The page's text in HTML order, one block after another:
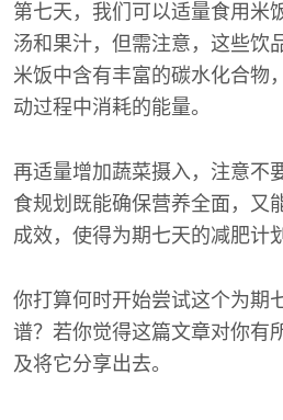
第七天，我们可以适量食用米
汤和果汁，但需注意，这些饮
米饭中含有丰富的碳水化合物
动过程中消耗的能量。
再适量增加蔬菜摄入，注意不
食规划既能确保营养全面，又
成效，使得为期七天的减肥计
你打算何时开始尝试这个为期
谱？若你觉得这篇文章对你有
及将它分享出去。